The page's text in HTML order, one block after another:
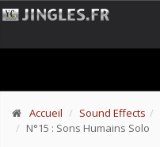
Accueil Sound Effects
N°15 : Sons Humains Solo